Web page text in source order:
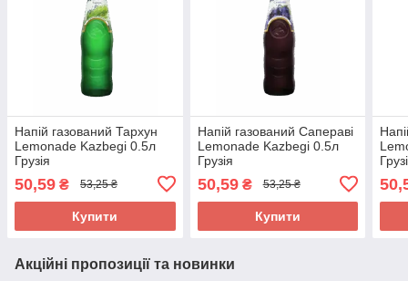
Напій газований Тархун
Lemonade Kazbegi 0.5л
Грузія
50,59 ₴ 53,25 ₴
Купити
Напій газований Сапераві
Lemonade Kazbegi 0.5л
Грузія
50,59₴ 53,25 ₴
Купити
Акційні пропозиції та новинки